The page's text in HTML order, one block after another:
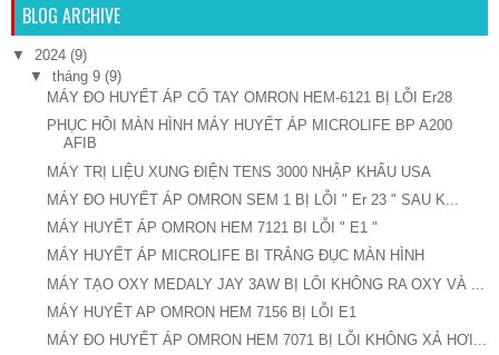
BLOG ARCHIVE
▼ 2024 (9)
▼
tháng 9 (9)
MÁY ĐO HUYẾT ÁP CỔ TAY OMRON HEM-6121 BỊ LỖI Er28
PHỤC HỒI MÀN HÌNH MÁY HUYẾT ÁP MICROLIFE BP A200
AFIB
MÁY TRỊ LIỆU XUNG ĐIỆN TENS 3000 NHẬP KHẨU USA
MÁY ĐO HUYẾT ÁP OMRON SEM 1 BỊ LỖI " Er 23 " SAU K...
MÁY HUYẾT ÁP OMRON HEM 7121 BI LỖI " E1 "
MÁY HUYẾT ÁP MICROLIFE BI TRẮNG ĐỤC MÀN HÌNH
MÁY TẠO OXY MEDALY JAY 3AW BỊ LÔI KHÔNG RA OXY VÀ ...
MÁY HUYẾT AP OMRON HEM 7156 BỊ LỖI E1
MÁY ĐO HUYẾT ÁP OMRON HEM 7071 BỊ LỖI KHÔNG XẢ HƠI...